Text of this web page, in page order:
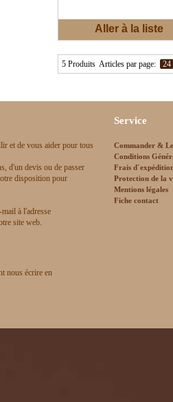
Aller à la liste
5 Produits Articles par page: 24
et de vous aider pour tous
d'un devis ou de passer
disposition pour
à l'adresse
site web.
nous écrire en
Service
Commander &
Conditions
Frais
Protection de la
Mentions légales
Fiche contact